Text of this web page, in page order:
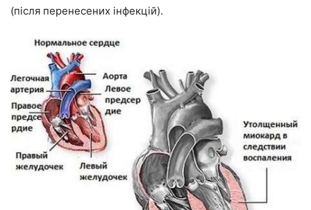
(після перенесених інфекцій).